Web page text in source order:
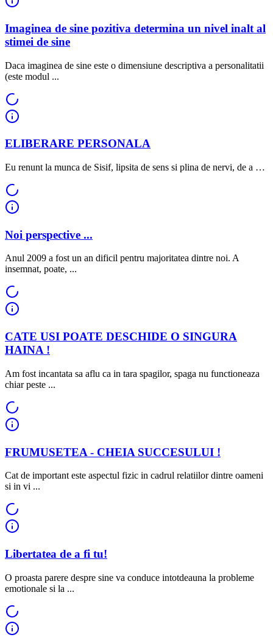
Imaginea de sine pozitiva determina un nivel inalt al
stimei de sine
Daca imaginea de sine este o dimensiune descriptiva a personalitatii
(este modul ...
ELIBERARE PERSONALA
Eu renunt la munca de Sisif, lipsita de sens si plina de nervi, de a …
Noi perspective ...
Anul 2009 a fost un an dificil pentru majoritatea dintre noi. A
insemnat, poate, ...
CATE USI POATE DESCHIDE O SINGURA
HAINA !
Am fost incantata sa aflu ca in tara spagilor, spaga nu functioneaza
chiar peste ...
FRUMUSETEA - CHEIA SUCCESULUI !
Cat de important este aspectul fizic in cadrul relatiilor dintre oameni
si in vi ...
Libertatea de a fi tu!
O proasta parere despre sine va conduce intotdeauna la probleme
emotionale si la ...